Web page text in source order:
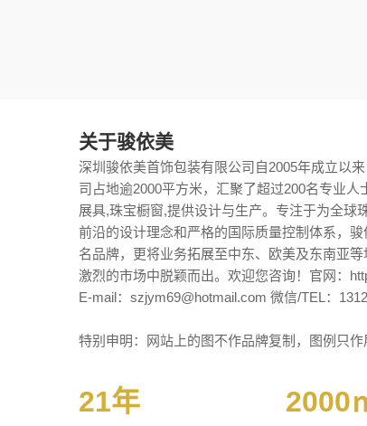
关于骏依美
深圳骏依美首饰包装有限公司自2005年成立以
司占地逾2000平方米，汇聚了超过200名专业
展具,珠宝橱窗,提供设计与生产。专注于为全球
前沿的设计理念和严格的国际质量控制体系，
名品牌，更将业务拓展至中东、欧美及东南亚
激烈的市场中脱颖而出。欢迎您咨询！官网：
E-mail：szjym69@hotmail.com 微信/TEL：
特别申明：网站上的图不作品牌复制，图例只作
21年 2000